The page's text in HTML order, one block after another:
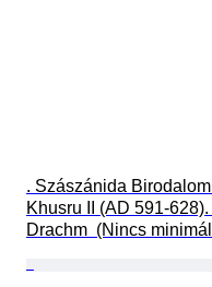
. Szászánida Birodalom
Khusru II (AD 591-628).
Drachm  (Nincs